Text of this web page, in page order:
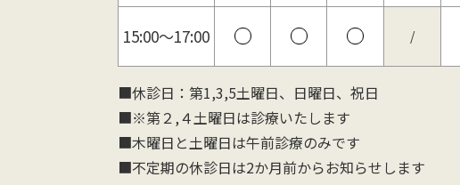
15:00〜17:00 /
■休診日：第1,3,5土曜日、日曜日、祝日
■※第２,４土曜日は診療いたします
■木曜日と土曜日は午前診療のみです
■不定期の休診日は2か月前からお知らせします